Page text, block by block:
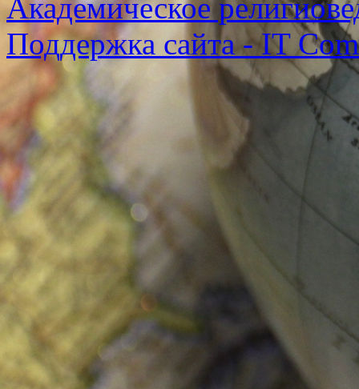
Академическое
Поддержка сайта - IT